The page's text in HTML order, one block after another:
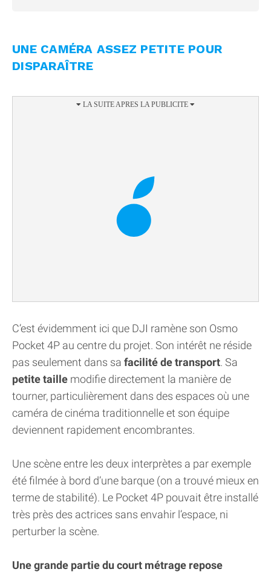
UNE CAMÉRA ASSEZ PETITE POUR
DISPARAÎTRE
C’est évidemment ici que DJI ramène son Osmo
Pocket 4P au centre du projet. Son intérêt ne réside
pas seulement dans sa facilité de transport. Sa
petite taille modifie directement la manière de
tourner, particulièrement dans des espaces où une
caméra de cinéma traditionnelle et son équipe
deviennent rapidement encombrantes.
Une scène entre les deux interprètes a par exemple
été filmée à bord d’une barque (on a trouvé mieux en
terme de stabilité). Le Pocket 4P pouvait être installé
très près des actrices sans envahir l’espace, ni
perturber la scène.
Une grande partie du court métrage repose